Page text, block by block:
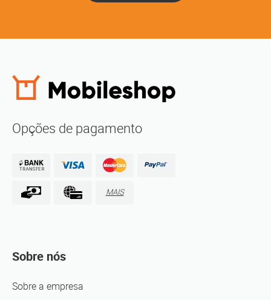
Opções de pagamento
MAIS
Sobre nós
Sobre a empresa